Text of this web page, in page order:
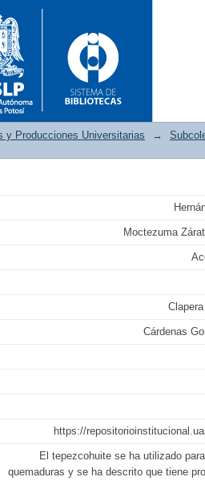
del
de Candida
y Producciones Universitarias →
Moctezuma
Cárdenas
https://
El tepezcohuite se ha utilizado
quemaduras y se ha descrito que tiene